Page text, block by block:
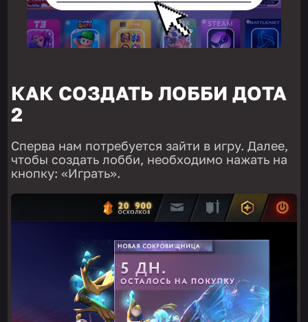
КАК СОЗДАТЬ ЛОББИ ДОТА
2
Сперва нам потребуется зайти в игру. Далее,
чтобы создать лобби, необходимо нажать на
кнопку: «Играть».